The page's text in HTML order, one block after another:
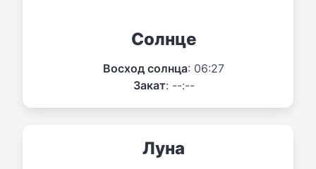
Солнце
Восход солнца: 06:27
Закат: --:--
Луна